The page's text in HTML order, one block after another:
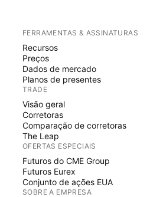
FERRAMENTAS & ASSINATURAS
Recursos
Preços
Dados de mercado
Planos de presentes
TRADE
Visão geral
Corretoras
Comparação de corretoras
The Leap
OFERTAS ESPECIAIS
Futuros do CME Group
Futuros Eurex
Conjunto de ações EUA
SOBRE A EMPRESA